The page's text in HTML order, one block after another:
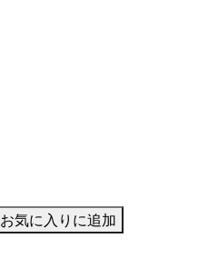
お気に入りに追加